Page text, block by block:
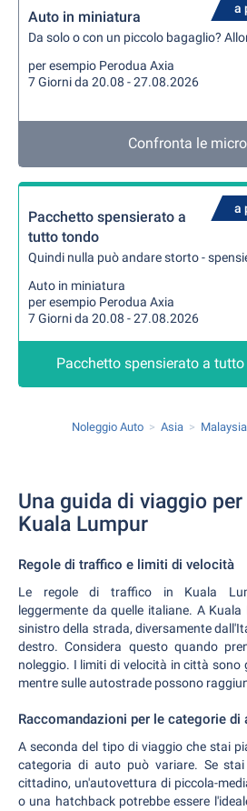
a
Auto in miniatura
Da solo o con un piccolo bagaglio?
per esempio Perodua Axia
7 Giorni da 20.08 - 27.08.2026
Confronta le
a
Pacchetto spensierato a
tutto tondo
Quindi nulla può andare storto -
Auto in miniatura
per esempio Perodua Axia
7 Giorni da 20.08 - 27.08.2026
Pacchetto spensierato a
Noleggio Auto Asia Malaysia
Una guida di viaggio
Kuala Lumpur
Regole di traffico e limiti di velocità
Le regole di traffico in Kuala
leggermente da quelle italiane. A
sinistro della strada, diversamente
destro. Considera questo quando
noleggio. I limiti di velocità in città sono
mentre sulle autostrade possono
Raccomandazioni per le categorie di
A seconda del tipo di viaggio che stai
categoria di auto può variare. Se
cittadino, un'autovettura di piccola-
o una hatchback potrebbe essere